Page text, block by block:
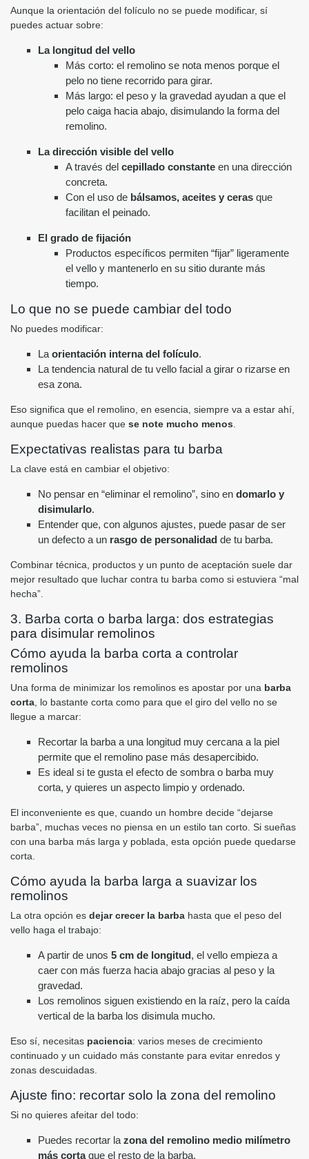
Aunque la orientación del folículo no se puede modificar, sí
puedes actuar sobre:
La longitud del vello
Más corto: el remolino se nota menos porque el
pelo no tiene recorrido para girar.
Más largo: el peso y la gravedad ayudan a que el
pelo caiga hacia abajo, disimulando la forma del
remolino.
La dirección visible del vello
A través del cepillado constante en una dirección
concreta.
Con el uso de bálsamos, aceites y ceras que
facilitan el peinado.
El grado de fijación
Productos específicos permiten “fijar” ligeramente
el vello y mantenerlo en su sitio durante más
tiempo.
Lo que no se puede cambiar del todo
No puedes modificar:
La orientación interna del folículo.
La tendencia natural de tu vello facial a girar o rizarse en
esa zona.
Eso significa que el remolino, en esencia, siempre va a estar ahí,
aunque puedas hacer que se note mucho menos
Expectativas realistas para tu barba
La clave está en cambiar el objetivo:
No pensar en “eliminar el remolino”, sino en domarlo y
disimularlo.
Entender que, con algunos ajustes, puede pasar de ser
un defecto a un rasgo de personalidad de tu barba.
Combinar técnica, productos y un punto de aceptación suele dar
mejor resultado que luchar contra tu barba como si estuviera “mal
hecha”.
3. Barba corta o barba larga: dos estrategias
para disimular remolinos
Cómo ayuda la barba corta a controlar
remolinos
Una forma de minimizar los remolinos es apostar por una barba
corta , lo bastante corta como para que el giro del vello no se
llegue a marcar:
Recortar la barba a una longitud muy cercana a la piel
permite que el remolino pase más desapercibido.
Es ideal si te gusta el efecto de sombra o barba muy
corta, y quieres un aspecto limpio y ordenado.
El inconveniente es que, cuando un hombre decide “dejarse
barba”, muchas veces no piensa en un estilo tan corto. Si sueñas
con una barba más larga y poblada, esta opción puede quedarse
corta.
Cómo ayuda la barba larga a suavizar los
remolinos
La otra opción es dejar crecer la barba hasta que el peso del
vello haga el trabajo:
A partir de unos 5 cm de longitud, el vello empieza a
caer con más fuerza hacia abajo gracias al peso y la
gravedad.
Los remolinos siguen existiendo en la raíz, pero la caída
vertical de la barba los disimula mucho.
Eso sí, necesitas paciencia: varios meses de crecimiento
continuado y un cuidado más constante para evitar enredos y
zonas descuidadas.
Ajuste fino: recortar solo la zona del remolino
Si no quieres afeitar del todo:
Puedes recortar la zona del remolino medio milímetro
más cortaque el resto de la barba.